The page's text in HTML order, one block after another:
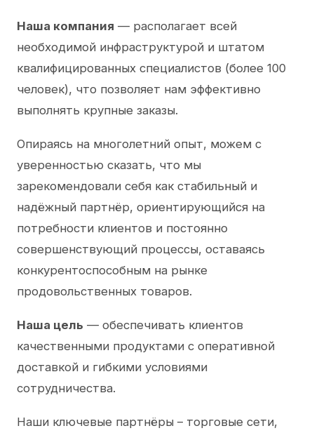
Наша компания — располагает всей
необходимой инфраструктурой и штатом
квалифицированных специалистов (более 100
человек), что позволяет нам эффективно
выполнять крупные заказы.
Опираясь на многолетний опыт, можем с
уверенностью сказать, что мы
зарекомендовали себя как стабильный и
надёжный партнёр, ориентирующийся на
потребности клиентов и постоянно
совершенствующий процессы, оставаясь
конкурентоспособным на рынке
продовольственных товаров.
Наша цель — обеспечивать клиентов
качественными продуктами с оперативной
доставкой и гибкими условиями
сотрудничества.
Наши ключевые партнёры – торговые сети,